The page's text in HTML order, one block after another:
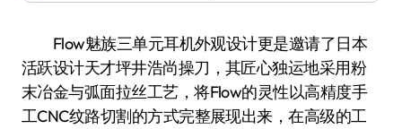
Flow魅族三单元耳机外观设计更是邀请了日本
活跃设计天才坪井浩尚操刀，其匠心独运地采用粉
末冶金与弧面拉丝工艺，将Flow的灵性以高精度手
工CNC纹路切割的方式完整展现出来，在高级的工